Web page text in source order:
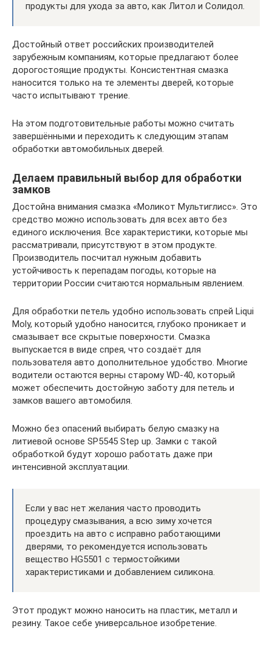
продукты для ухода за авто, как Литол и Солидол.
Достойный ответ российских производителей
зарубежным компаниям, которые предлагают более
дорогостоящие продукты. Консистентная смазка
наносится только на те элементы дверей, которые
часто испытывают трение.
На этом подготовительные работы можно считать
завершёнными и переходить к следующим этапам
обработки автомобильных дверей.
Делаем правильный выбор для обработки
замков
Достойна внимания смазка «Моликот Мультиглисс». Это
средство можно использовать для всех авто без
единого исключения. Все характеристики, которые мы
рассматривали, присутствуют в этом продукте.
Производитель посчитал нужным добавить
устойчивость к перепадам погоды, которые на
территории России считаются нормальным явлением.
Для обработки петель удобно использовать спрей Liqui
Moly, который удобно наносится, глубоко проникает и
смазывает все скрытые поверхности. Смазка
выпускается в виде спрея, что создаёт для
пользователя авто дополнительное удобство. Многие
водители остаются верны старому WD-40, который
может обеспечить достойную заботу для петель и
замков вашего автомобиля.
Можно без опасений выбирать белую смазку на
литиевой основе SP5545 Step up. Замки с такой
обработкой будут хорошо работать даже при
интенсивной эксплуатации.
Если у вас нет желания часто проводить
процедуру смазывания, а всю зиму хочется
проездить на авто с исправно работающими
дверями, то рекомендуется использовать
вещество HG5501 с термостойкими
характеристиками и добавлением силикона.
Этот продукт можно наносить на пластик, металл и
резину. Такое себе универсальное изобретение.